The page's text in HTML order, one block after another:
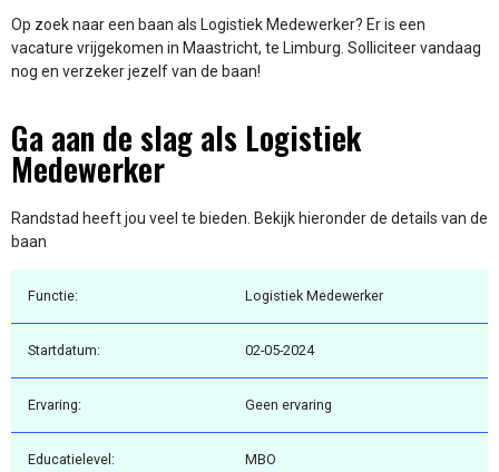
Op zoek naar een baan als Logistiek Medewerker? Er is een
vacature vrijgekomen in Maastricht, te Limburg. Solliciteer vandaag
nog en verzeker jezelf van de baan!
Ga aan de slag als Logistiek
Medewerker
Randstad heeft jou veel te bieden. Bekijk hieronder de details van de
baan
Functie: Logistiek Medewerker
Startdatum: 02-05-2024
Ervaring: Geen ervaring
Educatielevel: MBO